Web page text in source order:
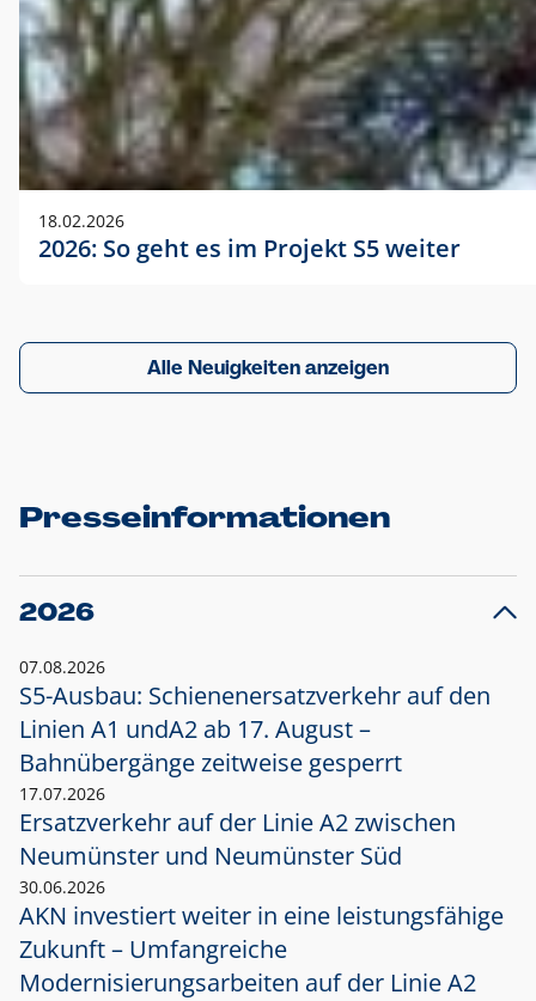
18.02.2026
2026: So geht es im Projekt S5 weiter
Alle Neuigkeiten anzeigen
Presseinformationen
2026
07.08.2026
S5-Ausbau: Schienenersatzverkehr auf den
Linien A1 undA2 ab 17. August –
Bahnübergänge zeitweise gesperrt
17.07.2026
Ersatzverkehr auf der Linie A2 zwischen
Neumünster und Neumünster Süd
30.06.2026
AKN investiert weiter in eine leistungsfähige
Zukunft – Umfangreiche
Modernisierungsarbeiten auf der Linie A2